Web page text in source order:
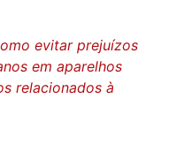
evitar prejuízos
em aparelhos
relacionados à